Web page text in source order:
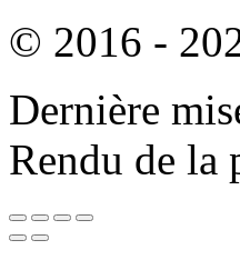
© 2016 -
Dernière
Rendu de la